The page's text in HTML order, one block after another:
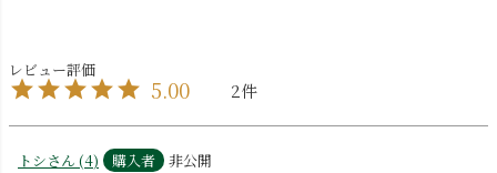
5.00 2
トシ 4 購入者
非公開